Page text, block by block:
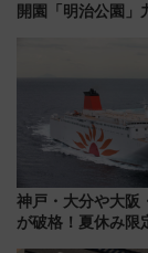
開園「明治公園」
神戸・大分や大阪
が破格！夏休み限